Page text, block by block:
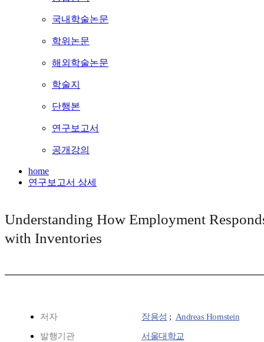
국내학술논문
학위논문
해외학술논문
학술지
단행본
연구보고서
공개강의
home
연구보고서 상세
Understanding How Employment
with Inventories
저자 장용성 ; Andreas Hornstein
발행기관 서울대학교